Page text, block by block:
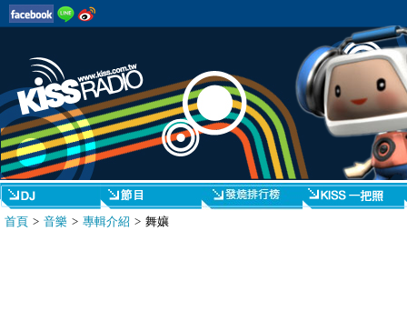
首頁 > 音樂 > 專輯介紹 > 舞孃